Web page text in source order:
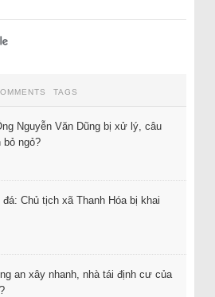
TAGS
Nguyễn Văn Dũng bị xử lý, câu
bỏ ngỏ?
đá: Chủ tịch xã Thanh Hóa bị khai
an xây nhanh, nhà tái định cư của